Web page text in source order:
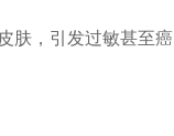
，引发过敏甚至癌